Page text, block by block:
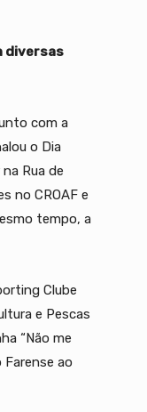
diversas
com a
o Dia
Rua de
no CROAF e
tempo, a
Clube
e Pescas
“Não me
ao